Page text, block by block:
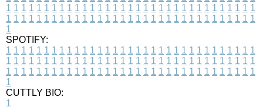
1 1 1 1 1 1 1 1 1 1 1 1 1 1 1 1 1 1 1 1 1 1 1 1 1 1 1 1 1 1 1 1 1
1 1 1 1 1 1 1 1 1 1 1 1 1 1 1 1 1 1 1 1 1 1 1 1 1 1 1 1 1 1 1 1 1
1
SPOTIFY:
1 1 1 1 1 1 1 1 1 1 1 1 1 1 1 1 1 1 1 1 1 1 1 1 1 1 1 1 1 1 1 1 1
1 1 1 1 1 1 1 1 1 1 1 1 1 1 1 1 1 1 1 1 1 1 1 1 1 1 1 1 1 1 1 1 1
1 1 1 1 1 1 1 1 1 1 1 1 1 1 1 1 1 1 1 1 1 1 1 1 1 1 1 1 1 1 1 1 1
1
CUTTLY BIO:
1